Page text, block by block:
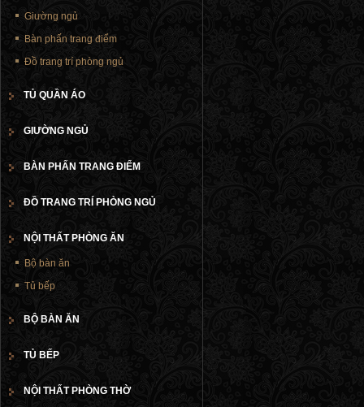
Giường ngủ
Bàn phấn trang điểm
Đồ trang trí phòng ngủ
TỦ QUẦN ÁO
GIƯỜNG NGỦ
BÀN PHẤN TRANG ĐIỂM
ĐỒ TRANG TRÍ PHÒNG NGỦ
NỘI THẤT PHÒNG ĂN
Bộ bàn ăn
Tủ bếp
BỘ BÀN ĂN
TỦ BẾP
NỘI THẤT PHÒNG THỜ